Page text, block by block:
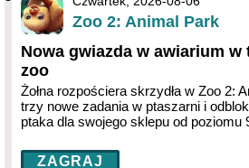
Zoo 2: Animal Park
Nowa gwiazda w awiarium
zoo
Żołna rozpościera skrzydła w Zoo 2:
trzy nowe zadania w ptaszarni i
ptaka dla swojego sklepu od poziomu
ZAGRAJ